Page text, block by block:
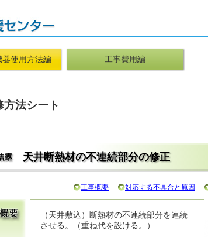
使用方法編 工事費用編
方法シート
露 天井断熱材の不連続部分の修正
工事概要 対応する不具合と原因
（天井敷込）断熱材の不連続部分を連続
させる。（重ね代を設ける。）